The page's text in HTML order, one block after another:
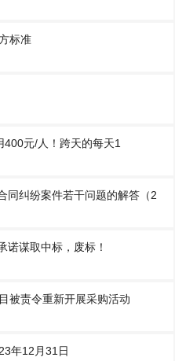
标准
元/人！跨天的每天1
同纠纷案件若干问题的解答（2
诺谋取中标，废标！
被责令重新开展采购活动
年12月31日